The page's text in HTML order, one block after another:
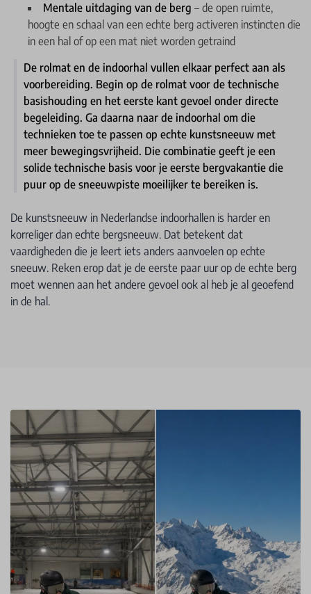
Mentale uitdaging van de berg – de open ruimte,
hoogte en schaal van een echte berg activeren instincten die
in een hal of op een mat niet worden getraind
De rolmat en de indoorhal vullen elkaar perfect aan als
voorbereiding. Begin op de rolmat voor de technische
basishouding en het eerste kant gevoel onder directe
begeleiding. Ga daarna naar de indoorhal om die
technieken toe te passen op echte kunstsneeuw met
meer bewegingsvrijheid. Die combinatie geeft je een
solide technische basis voor je eerste bergvakantie die
puur op de sneeuwpiste moeilijker te bereiken is.
De kunstsneeuw in Nederlandse indoorhallen is harder en
korreliger dan echte bergsneeuw. Dat betekent dat
vaardigheden die je leert iets anders aanvoelen op echte
sneeuw. Reken erop dat je de eerste paar uur op de echte berg
moet wennen aan het andere gevoel ook al heb je al geoefend
in de hal.